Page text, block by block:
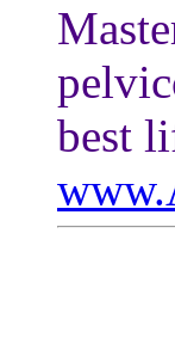
best